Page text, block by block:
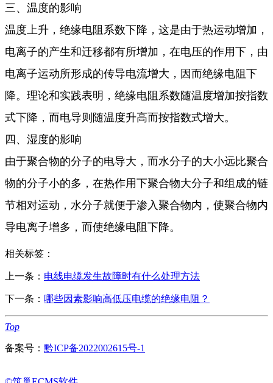
三、温度的影响
温度上升，绝缘电阻系数下降，这是由于热运动增加，
电离子的产生和迁移都有所增加，在电压的作用下，由
电离子运动所形成的传导电流增大，因而绝缘电阻下
降。理论和实践表明，绝缘电阻系数随温度增加按指数
式下降，而电导则随温度升高而按指数式增大。
四、湿度的影响
由于聚合物的分子的电导大，而水分子的大小远比聚合
物的分子小的多，在热作用下聚合物大分子和组成的链
节相对运动，水分子就便于渗入聚合物内，使聚合物内
导电离子增多，而使绝缘电阻下降。
相关标签：
上一条： 电线电缆发生故障时有什么处理方法
下一条： 哪些因素影响高低压电缆的绝缘电阻？
Top
备案号： 黔ICP备2022002615号-1